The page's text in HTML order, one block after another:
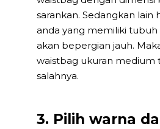
sarankan. Sedangkan lain
anda yang memiliki tubuh
akan bepergian jauh.
waistbag ukuran medium
salahnya.
3. Pilih warna